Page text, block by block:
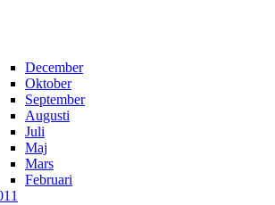
December
Oktober
September
Augusti
Juli
Maj
Mars
Februari